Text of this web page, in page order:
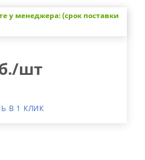
у менеджера: (срок поставки
/шт
В 1 КЛИК